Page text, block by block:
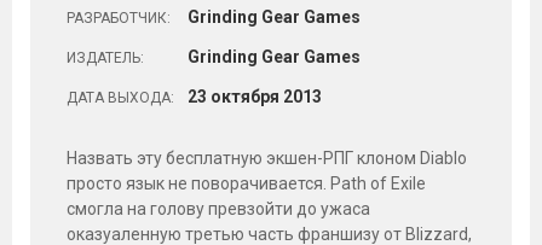
РАЗРАБОТЧИК: Grinding Gear Games
ИЗДАТЕЛЬ: Grinding Gear Games
ДАТА ВЫХОДА: 23 октября 2013
Назвать эту бесплатную экшен-РПГ клоном Diablo
просто язык не поворачивается. Path of Exile
смогла на голову превзойти до ужаса
оказуаленную третью часть франшизу от Blizzard,